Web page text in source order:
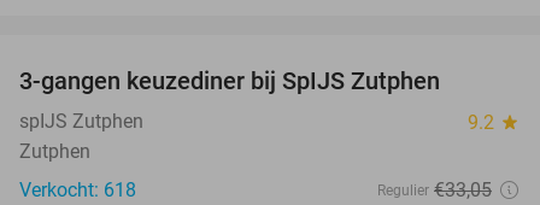
3-gangen keuzediner bij SpIJS Zutphen
spIJS Zutphen 9.2 star
Zutphen
Verkocht: 618
Regulier €33,05